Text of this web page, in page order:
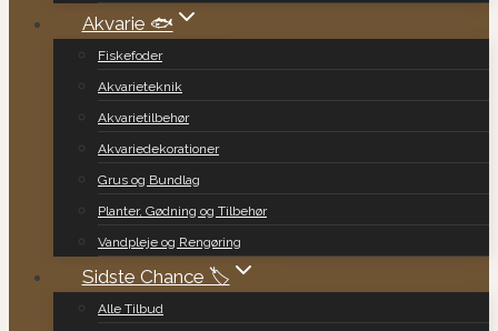
Akvarie 🐟
Fiskefoder
Akvarieteknik
Akvarietilbehør
Akvariedekorationer
Grus og Bundlag
Planter, Gødning og Tilbehør
Vandpleje og Rengøring
Sidste Chance 🏷️
Alle Tilbud